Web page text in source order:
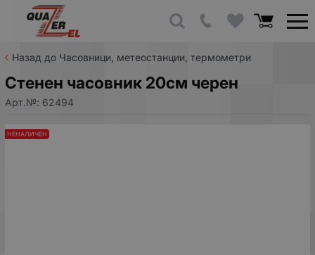
Назад до Часовници, метеостанции, термометри
Стенен часовник 20см черен
Арт.№: 62494
НЕНАЛИЧЕН